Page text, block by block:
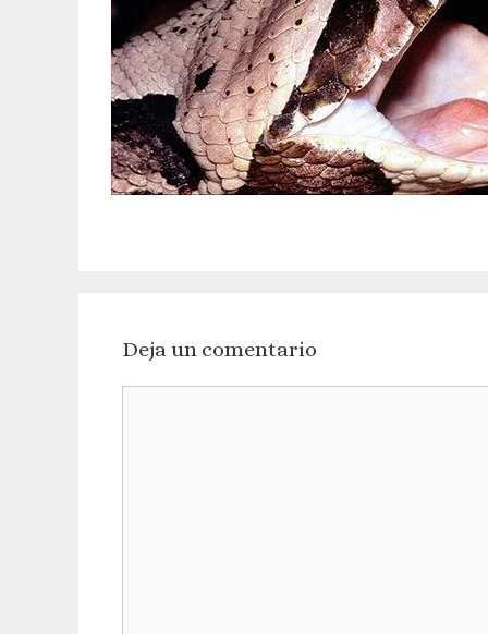
Deja un comentario
Comentario